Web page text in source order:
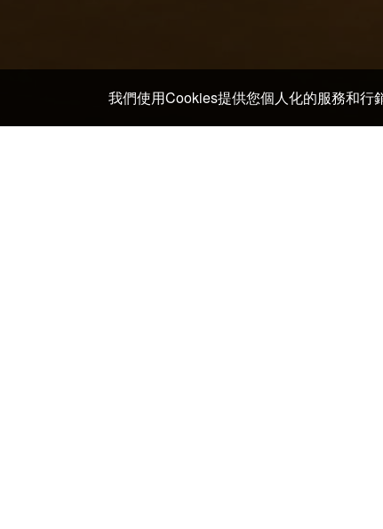
我們使用Cookies提供您個人化的服務和行